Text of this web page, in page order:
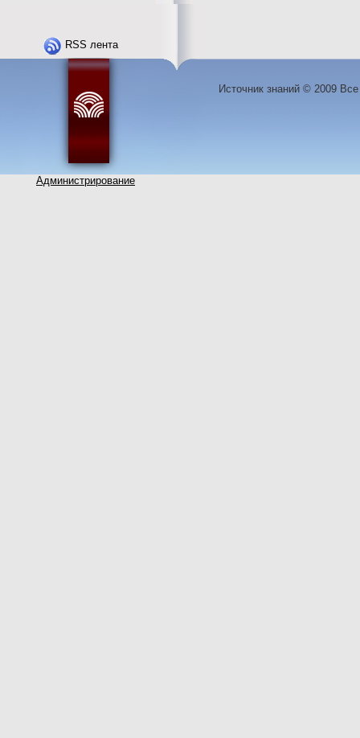
RSS лента
Администрирование
Источник знаний © 2009